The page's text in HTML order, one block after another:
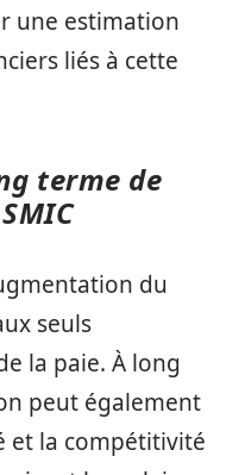
une estimation
liés à cette
terme de
du
seuls
la paie. À long
peut également
et la compétitivité